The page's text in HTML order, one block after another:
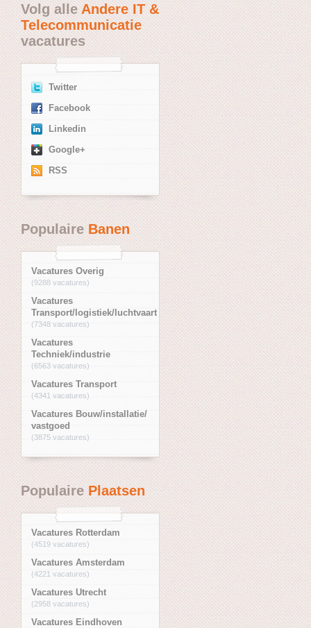
Volg alleAndere IT &
Telecommunicatie
vacatures
Twitter
Facebook
Linkedin
Google+
RSS
PopulaireBanen
Vacatures Overig
(9288 vacatures)
Vacatures
Transport/logistiek/luchtvaart
(7348 vacatures)
Vacatures
Techniek/industrie
(6563 vacatures)
Vacatures Transport
(4341 vacatures)
Vacatures Bouw/installatie/
vastgoed
(3875 vacatures)
PopulairePlaatsen
Vacatures Rotterdam
(4519 vacatures)
Vacatures Amsterdam
(4221 vacatures)
Vacatures Utrecht
(2958 vacatures)
Vacatures Eindhoven